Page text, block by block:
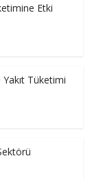
Etki
Tüketimi